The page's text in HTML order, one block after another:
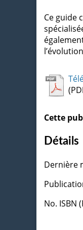
Ce guide
Cette
Détails
Dernière
No. ISBN